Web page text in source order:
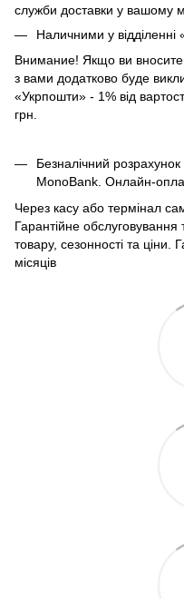
служби доставки у вашому
Наличними у відділенні
Внимание! Якщо ви вносите
з вами додатково буде
«Укрпошти» - 1% від
грн.
Безналічний
MonoBank. Онлайн-
Через касу або термінал
Гарантійне обслуговування
товару, сезонності та ціни.
місяців